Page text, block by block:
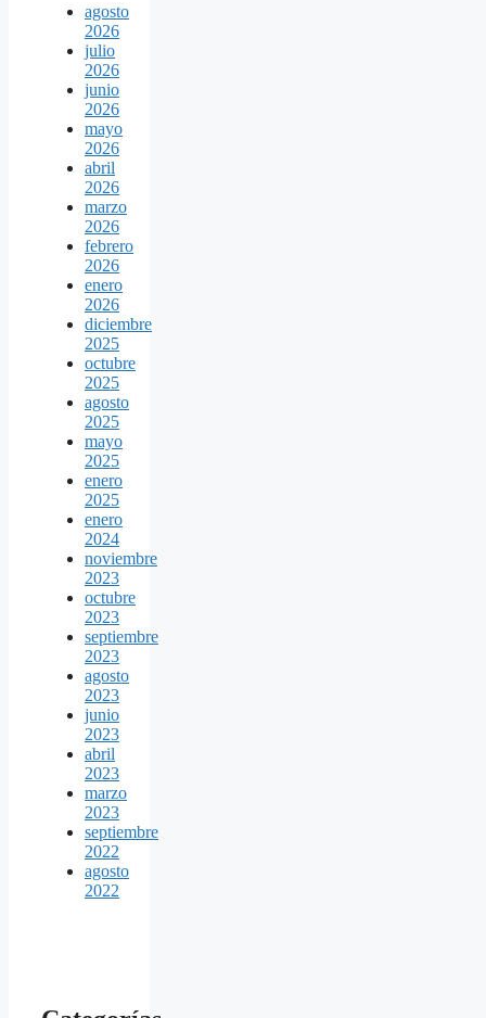
agosto
2026
julio
2026
junio
2026
mayo
2026
abril
2026
marzo
2026
febrero
2026
enero
2026
diciembre
2025
octubre
2025
agosto
2025
mayo
2025
enero
2025
enero
2024
noviembre
2023
octubre
2023
septiembre
2023
agosto
2023
junio
2023
abril
2023
marzo
2023
septiembre
2022
agosto
2022